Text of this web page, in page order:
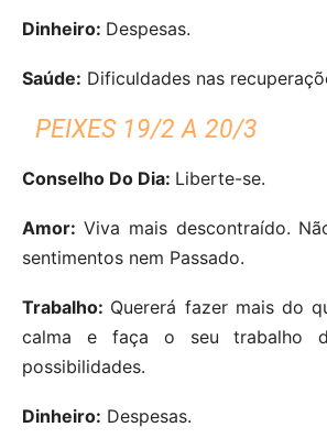
Dinheiro: Despesas.
Saúde: Dificuldades nas
PEIXES 19/2 A 20/3
Conselho Do Dia: Liberte-se.
Amor: Viva mais descontraído.
sentimentos nem Passado.
Trabalho: Quererá fazer mais do
calma e faça o seu trabalho
possibilidades.
Dinheiro: Despesas.